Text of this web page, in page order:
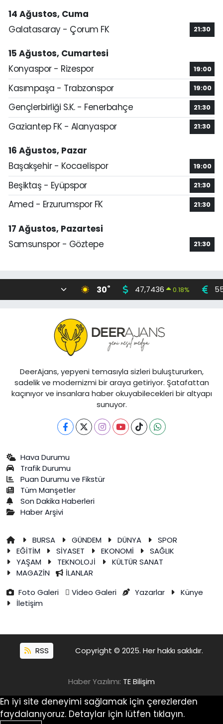
14 Ağustos, Cuma
Galatasaray - Çorum FK
21:30
15 Ağustos, Cumartesi
Konyaspor - Rizespor
19:00
Kasımpaşa - Trabzonspor 19:00
Gençlerbirliği S.K. - Fenerbahçe 21:30
Gaziantep FK - Alanyaspor 21:30
16 Ağustos, Pazar
Başakşehir - Kocaelispor
19:00
Beşiktaş - Eyüpspor 21:30
Amed - Erzurumspor FK 21:30
17 Ağustos, Pazartesi
Samsunspor - Göztepe
21:30
30° 47,7436 0.18%
DeerAjans, yepyeni temasıyla sizleri buluştururken,
sadelik ve modernizmi bir araya getiriyor. Şatafattan
kaçınıyor ve insanlara haber okuyabilecekleri bir altyapı
sunuyor.
Hava Durumu
Trafik Durumu
Puan Durumu ve Fikstür
Tüm Manşetler
Son Dakika Haberleri
Haber Arşivi
BURSA GÜNDEM DÜNYA
SPOR
EĞİTİM
SİYASET EKONOMİ
SAĞLIK
YAŞAM
TEKNOLOJİ
KÜLTÜR SANAT
MAGAZİN
İLANLAR
Foto Galeri
Video Galeri Yazarlar
Künye
İletişim
RSS Copyright © 2025. Her hakkı saklıdır.
Haber Yazılımı: TE Bilişim
En iyi site deneyimi sağlamak için çerezlerden
faydalanıyoruz. Detaylar için lütfen tıklayın.